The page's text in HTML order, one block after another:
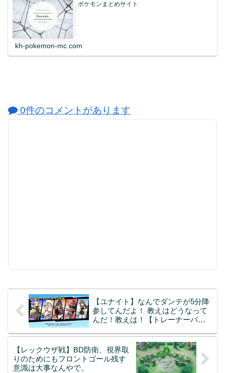
ポケモンまとめサイト
kh-pokemon-mc.com
0件のコメントがあります
【ユナイト】なんでダンテが5分降
参してんだよ！ 教えはどうなって
んだ！教えは！【トレーナーバト
【レックウザ戦】BD防衛、視界取
りのためにもフロントゴール残す
意識は大事なんやで。